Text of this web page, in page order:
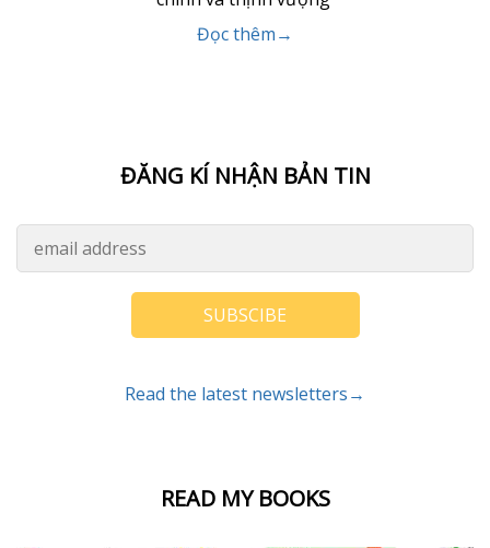
READ MY BOOKS
Đọc thêm→
ĐĂNG KÍ NHẬN BẢN TIN
SUBSCIBE
Read the latest newsletters→